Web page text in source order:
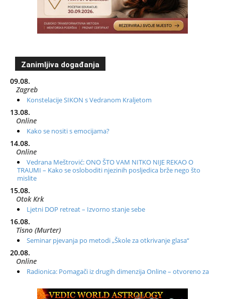
Zanimljiva događanja
09.08.
Zagreb
Konstelacije SIKON s Vedranom Kraljetom
13.08.
Online
Kako se nositi s emocijama?
14.08.
Online
Vedrana Meštrović: ONO ŠTO VAM NITKO NIJE REKAO O
TRAUMI – Kako se osloboditi njezinih posljedica brže nego što
mislite
15.08.
Otok Krk
Ljetni DOP retreat – Izvorno stanje sebe
16.08.
Tisno (Murter)
Seminar pjevanja po metodi „Škole za otkrivanje glasa“
20.08.
Online
Radionica: Pomagači iz drugih dimenzija Online – otvoreno za